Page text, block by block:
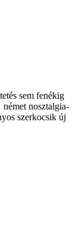
sem fenékig
nosztalgia-
szerkocsik új